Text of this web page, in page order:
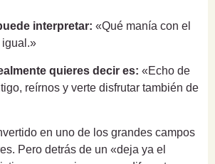
interpretar: «Qué manía con el
igual.»
quieres decir es: «Echo de
reírnos y verte disfrutar también de
en uno de los grandes campos
Pero detrás de un «deja ya el